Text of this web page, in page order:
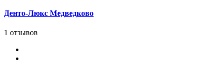
Денто-Люкс Медведково
1 отзывов